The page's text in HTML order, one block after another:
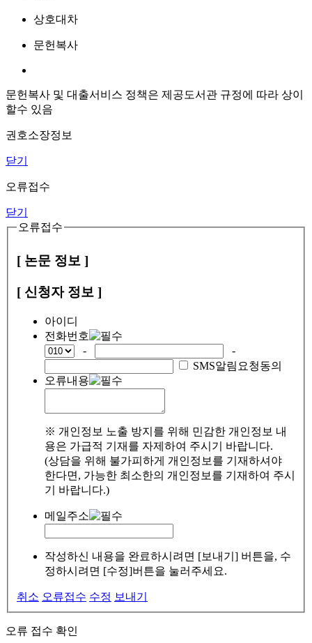
상호대차
문헌복사
문헌복사 및 대출서비스 정책은 제공도서관 규정에 따라 상이
할수 있음
권호소장정보
닫기
오류접수
닫기
오류접수
[ 논문 정보 ]
[ 신청자 정보 ]
아이디
전화번호
-
-
SMS알림요청동의
오류내용
※ 개인정보 노출 방지를 위해 민감한 개인정보 내
용은 가급적 기재를 자제하여 주시기 바랍니다.
(상담을 위해 불가피하게 개인정보를 기재하셔야
한다면, 가능한 최소한의 개인정보를 기재하여 주시
기 바랍니다.)
메일주소
작성하신 내용을 완료하시려면 [보내기] 버튼을, 수
정하시려면 [수정]버튼을 눌러주세요.
취소 오류접수 수정 보내기
오류 접수 확인